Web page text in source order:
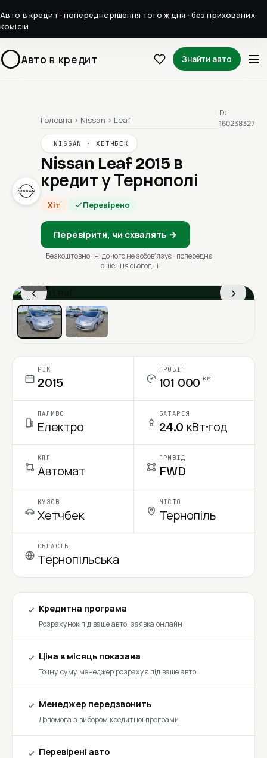
Авто в кредит · попереднє рішення того ж дня · без прихованих
комісій
Авто в кредит Знайти авто
Головна › Nissan › Leaf
NISSAN · ХЕТЧБЕК
Nissan Leaf 2015 в
кредит у Тернополі
Хіт Перевірено
Перевірити, чи схвалять →
Безкоштовно · ні до чого не зобовʼязує · попереднє
рішення сьогодні
ID:
160238327
‹ ›
1 / 13
Ціна в місяць
РІК
2015
ПРОБІГ
101 000 км
ПАЛИВО
Електро
БАТАРЕЯ
24.0 кВт·год
КПП
Автомат
ПРИВІД
FWD
КУЗОВ
Хетчбек
МІСТО
Тернопіль
ОБЛАСТЬ
Тернопільська
Кредитна програма
Розрахунок під ваше авто, заявка онлайн
Ціна в місяць показана
Точну суму менеджер розрахує під ваше авто
Менеджер передзвонить
Допомога з вибором кредитної програми
Перевірені авто